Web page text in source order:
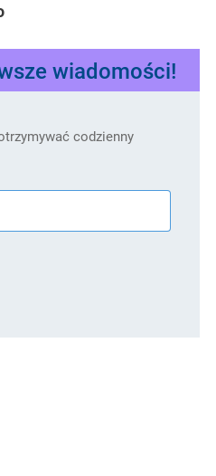
wiadomości!
codzienny